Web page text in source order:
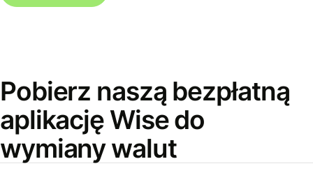
Pobierz naszą bezpłatną
aplikację Wise do
wymiany walut